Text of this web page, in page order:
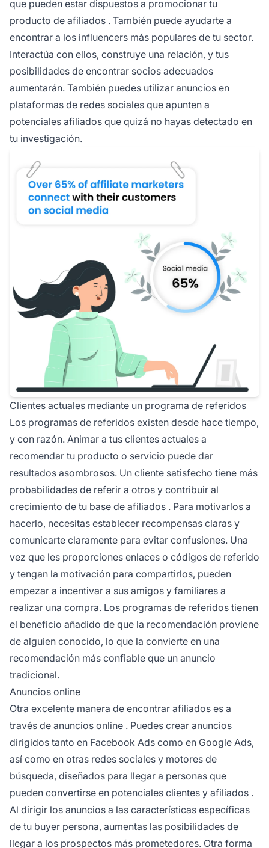
que pueden estar dispuestos a promocionar tu
producto de afiliados . También puede ayudarte a
encontrar a los influencers más populares de tu sector.
Interactúa con ellos, construye una relación, y tus
posibilidades de encontrar socios adecuados
aumentarán. También puedes utilizar anuncios en
plataformas de redes sociales que apunten a
potenciales afiliados que quizá no hayas detectado en
tu investigación.
Clientes actuales mediante un programa de referidos
Los programas de referidos existen desde hace tiempo,
y con razón. Animar a tus clientes actuales a
recomendar tu producto o servicio puede dar
resultados asombrosos. Un cliente satisfecho tiene más
probabilidades de referir a otros y contribuir al
crecimiento de tu base de afiliados . Para motivarlos a
hacerlo, necesitas establecer recompensas claras y
comunicarte claramente para evitar confusiones. Una
vez que les proporciones enlaces o códigos de referido
y tengan la motivación para compartirlos, pueden
empezar a incentivar a sus amigos y familiares a
realizar una compra. Los programas de referidos tienen
el beneficio añadido de que la recomendación proviene
de alguien conocido, lo que la convierte en una
recomendación más confiable que un anuncio
tradicional.
Anuncios online
Otra excelente manera de encontrar afiliados es a
través de anuncios online . Puedes crear anuncios
dirigidos tanto en Facebook Ads como en Google Ads,
así como en otras redes sociales y motores de
búsqueda, diseñados para llegar a personas que
pueden convertirse en potenciales clientes y afiliados .
Al dirigir los anuncios a las características específicas
de tu buyer persona, aumentas las posibilidades de
llegar a los prospectos más prometedores. Otra forma